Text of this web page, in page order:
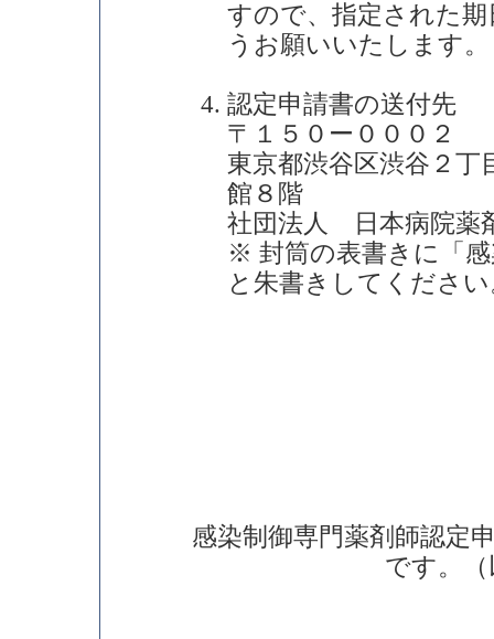
すので、指定された
うお願いいたします。
認定申請書の送付先
〒１５０ー０００２
東京都渋谷区渋谷２
館８階
社団法人 日本病院薬
※ 封筒の表書きに「
と朱書きしてくださ
感染制御専門薬剤師認定
です。